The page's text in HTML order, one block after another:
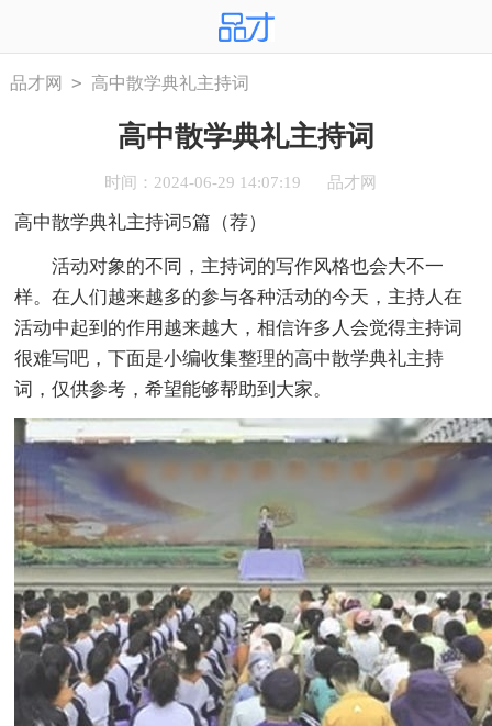
品才网 > 高中散学典礼主持词
高中散学典礼主持词
时间：2024-06-29 14:07:19 品才网
高中散学典礼主持词5篇（荐）
活动对象的不同，主持词的写作风格也会大不一
样。在人们越来越多的参与各种活动的今天，主持人在
活动中起到的作用越来越大，相信许多人会觉得主持词
很难写吧，下面是小编收集整理的高中散学典礼主持
词，仅供参考，希望能够帮助到大家。